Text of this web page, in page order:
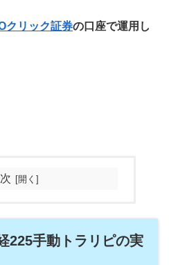
クリック証券の口座で運用し
225手動トラリピの実